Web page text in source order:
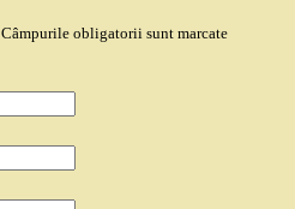
Câmpurile obligatorii sunt marcate